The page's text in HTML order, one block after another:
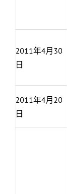
2011年4月30
日
2011年4月20
日